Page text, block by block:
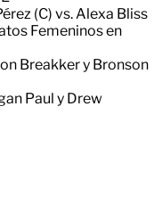
(C) vs. Alexa Bliss
Femeninos en
Breakker y Bronson
Paul y Drew